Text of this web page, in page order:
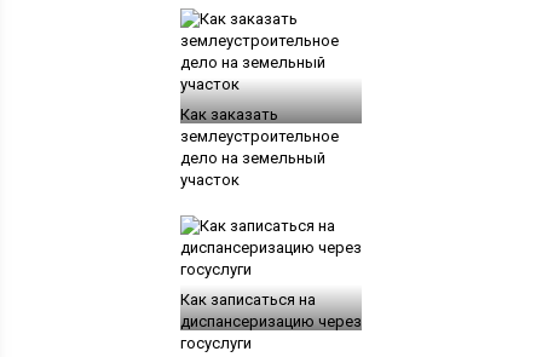
Как заказать
землеустроительное
дело на земельный
участок
Как записаться на
диспансеризацию через
госуслуги